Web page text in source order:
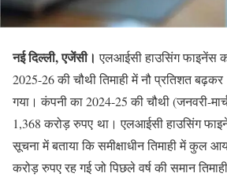
नई दिल्ली, एजेंसी।एलआईसी हाउसिंग फाइनेंस का
2025-26 की चौथी तिमाही में नौ प्रतिशत
गया। कंपनी का 2024-25 की चौथी (जनवरी-
1,368 करोड़ रुपए था। एलआईसी हाउसिंग
सूचना में बताया कि समीक्षाधीन तिमाही में कुल
करोड़ रुपए रह गई जो पिछले वर्ष की समान